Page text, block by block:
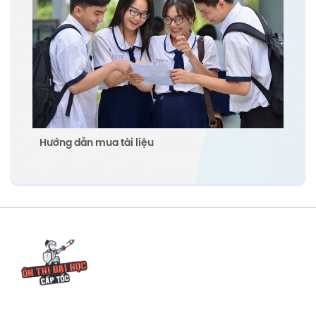
Hướng dẫn mua tài liệu